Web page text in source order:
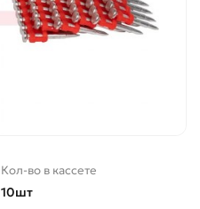
Кол-во в кассете
10шт